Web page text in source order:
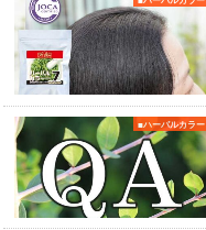
■ハーバルカラー